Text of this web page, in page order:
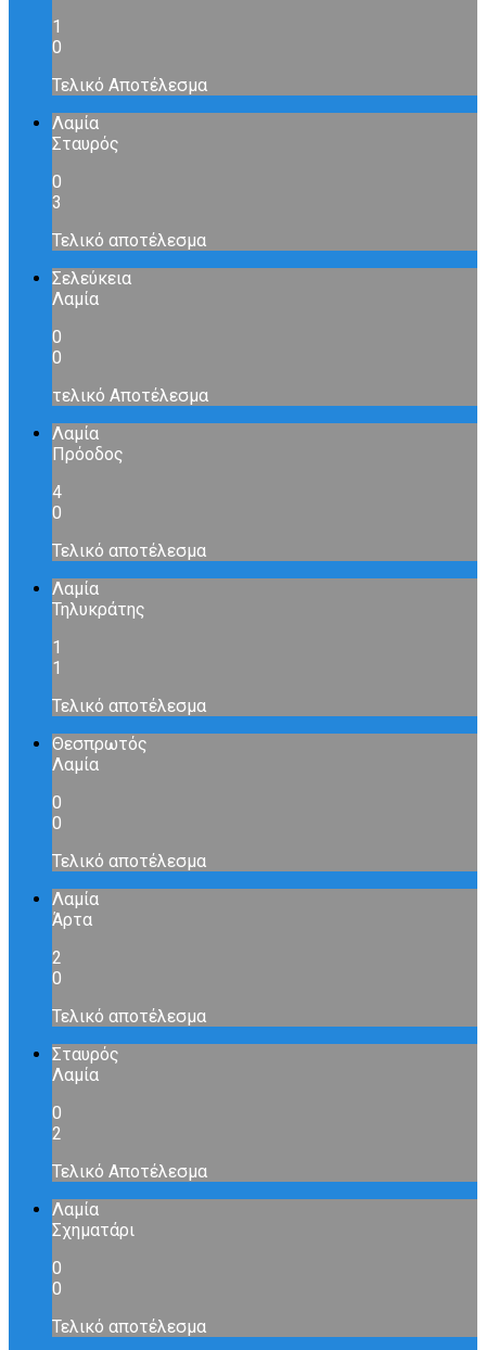
1
0
Τελικό Αποτέλεσμα
Λαμία
Σταυρός
0
3
Τελικό αποτέλεσμα
Σελεύκεια
Λαμία
0
0
τελικό Αποτέλεσμα
Λαμία
Πρόοδος
4
0
Τελικό αποτέλεσμα
Λαμία
Τηλυκράτης
1
1
Τελικό αποτέλεσμα
Θεσπρωτός
Λαμία
0
0
Τελικό αποτέλεσμα
Λαμία
Άρτα
2
0
Τελικό αποτέλεσμα
Σταυρός
Λαμία
0
2
Τελικό Αποτέλεσμα
Λαμία
Σχηματάρι
0
0
Τελικό αποτέλεσμα